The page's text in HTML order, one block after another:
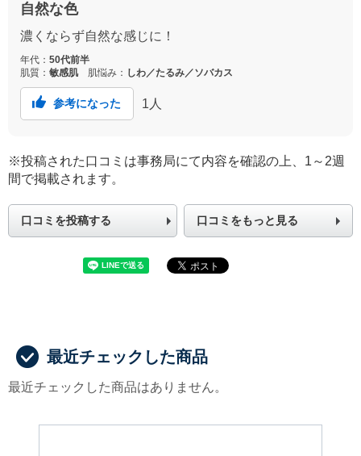
自然な色
濃くならず自然な感じに！
年代： 50代前半
肌質： 敏感肌 肌悩み： しわ／たるみ／ソバカス
参考になった 1 人
※投稿された口コミは事務局にて内容を確認の上、1～2週
間で掲載されます。
口コミを投稿する 口コミをもっと見る
最近チェックした商品
最近チェックした商品はありません。